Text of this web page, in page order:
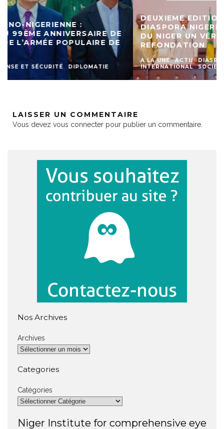
DEUXIEME EDITION DU FORUM DE LA
DIASPORA NIGERIENNE : LA 9ÈME RÉGION
DU NIGER UN VÉRITABLE PILIER POUR LA
REFONDATION
A LA UNE ACTU DIASPORA
DIPLOMATIE
INTERNATIONAL
SOCIETE
LAISSER UN COMMENTAIRE
Vous devez vous connecter pour publier un commentaire.
Nos Archives
Archives
Categories
Catégories
Niger Institute for comprehensive eye